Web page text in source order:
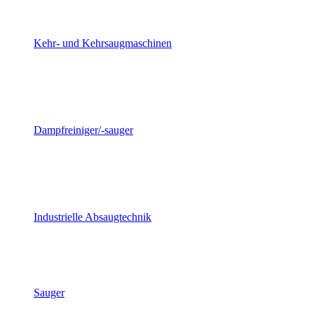
Kehr- und Kehrsaugmaschinen
Dampfreiniger/-sauger
Industrielle Absaugtechnik
Sauger